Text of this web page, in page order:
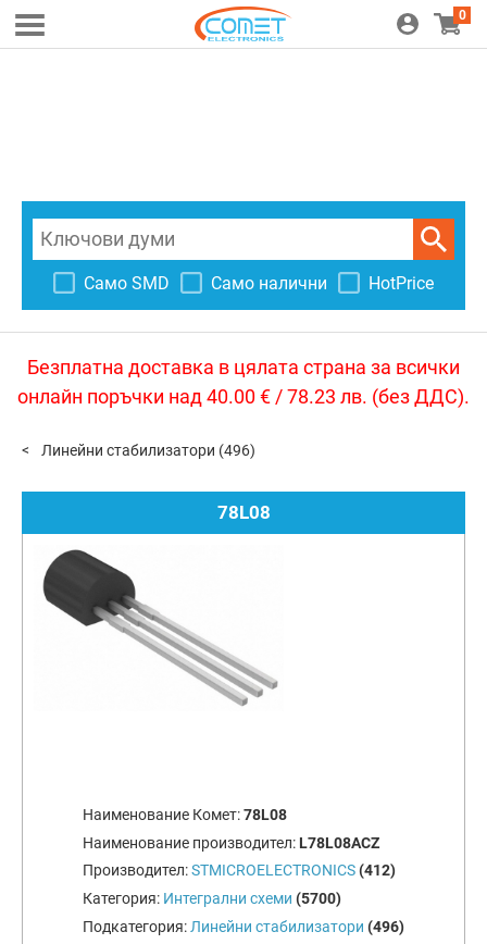
0
Само SMD Само налични HotPrice
Безплатна доставка в цялата страна за всички
онлайн поръчки над 40.00 € / 78.23 лв. (без ДДС).
Линейни стабилизатори (496)
78L08
Наименование Комет:78L08
Наименование производител: L78L08ACZ
Производител:STMICROELECTRONICS(412)
Категория: Интегрални схеми (5700)
Подкатегория: Линейни стабилизатори (496)